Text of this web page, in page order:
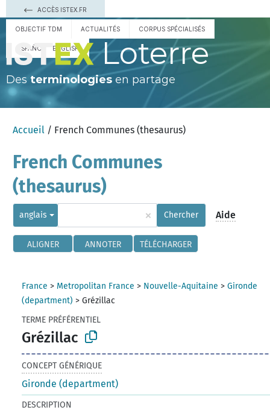
ACCÈS ISTEX.FR
OBJECTIF TDM ACTUALITÉS CORPUS SPÉCIALISÉS
ESPAÑOL ENGLISH Loterre
Des terminologies en partage
Accueil / French Communes (thesaurus)
French Communes
(thesaurus)
anglais × Chercher Aide
ALIGNER ANNOTER TÉLÉCHARGER
France > Metropolitan France > Nouvelle-Aquitaine >Gironde
(department) >Grézillac
TERME PRÉFÉRENTIEL
Grézillac
CONCEPT GÉNÉRIQUE
Gironde (department)
DESCRIPTION